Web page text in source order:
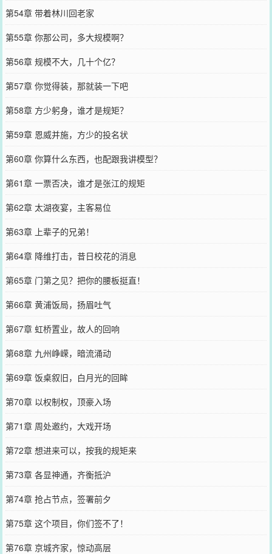
第54章 带着林川回老家
第55章 你那公司，多大规模啊？
第56章 规模不大，几十个亿？
第57章 你觉得装，那就装一下吧
第58章 方少躬身，谁才是规矩？
第59章 恩威并施，方少的投名状
第60章 你算什么东西，也配跟我讲模型？
第61章 一票否决，谁才是张江的规矩
第62章 太湖夜宴，主客易位
第63章 上辈子的兄弟！
第64章 降维打击，昔日校花的消息
第65章 门第之见？把你的腰板挺直！
第66章 黄浦饭局，扬眉吐气
第67章 虹桥置业，故人的回响
第68章 九州峥嵘，暗流涌动
第69章 饭桌叙旧，白月光的回眸
第70章 以权制权，顶豪入场
第71章 周处邀约，大戏开场
第72章 想进来可以，按我的规矩来
第73章 各显神通，齐衡抵沪
第74章 抢占节点，签署前夕
第75章 这个项目，你们签不了！
第76章 京城齐家，惊动高层